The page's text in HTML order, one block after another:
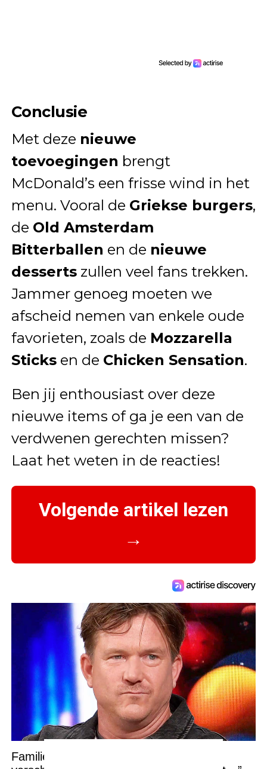
Conclusie
Met deze nieuwe
toevoegingen brengt
McDonald’s een frisse wind in het
menu. Vooral de Griekse burgers,
de Old Amsterdam
Bitterballen en de nieuwe
dessertszullen veel fans trekken.
Jammer genoeg moeten we
afscheid nemen van enkele oude
favorieten, zoals de Mozzarella
Sticksen de Chicken Sensation.
Ben jij enthousiast over deze
nieuwe items of ga je een van de
verdwenen gerechten missen?
Laat het weten in de reacties!
Volgende artikel lezen
→
Familie de Mol zwaar getroffen door